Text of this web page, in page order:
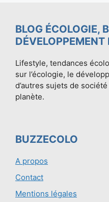
BLOG ÉCOLOGIE,
DÉVELOPPEMENT
Lifestyle, tendances
sur l’écologie, le
d’autres sujets de
planète.
BUZZECOLO
A propos
Contact
Mentions légales